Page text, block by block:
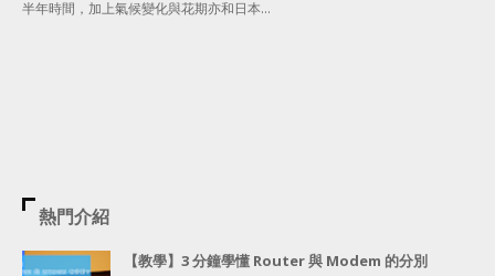
半年時間，加上氣候變化與花期亦和日本…
熱門介紹
【教學】3 分鐘學懂 Router 與 Modem 的分別